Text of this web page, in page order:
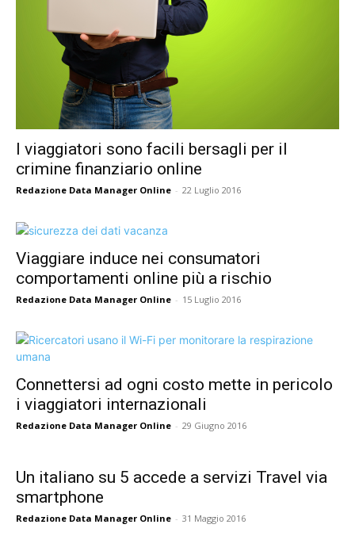
I viaggiatori sono facili bersagli per il
crimine finanziario online
Redazione Data Manager Online - 22 Luglio 2016
Viaggiare induce nei consumatori
comportamenti online più a rischio
Redazione Data Manager Online - 15 Luglio 2016
Connettersi ad ogni costo mette in pericolo
i viaggiatori internazionali
Redazione Data Manager Online - 29 Giugno 2016
Un italiano su 5 accede a servizi Travel via
smartphone
Redazione Data Manager Online - 31 Maggio 2016